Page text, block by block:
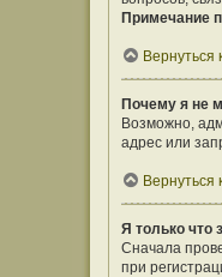
Примечание
Вернуться
Почему я не
Возможно,
адрес или
Вернуться
Я только что
Сначала
при